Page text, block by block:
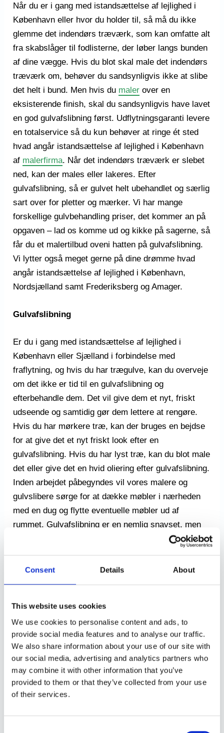
Consent Details About
This website uses cookies
We use cookies to personalise content and ads, to
provide social media features and to analyse our traffic.
We also share information about your use of our site with
our social media, advertising and analytics partners who
may combine it with other information that you’ve
provided to them or that they’ve collected from your use
of their services.
Når du er i gang med istandsættelse af lejlighed i
København eller hvor du holder til, så må du ikke
glemme det indendørs træværk, som kan omfatte alt
fra skabslåger til fodlisterne, der løber langs bunden
af dine vægge. Hvis du blot skal male det indendørs
træværk om, behøver du sandsynligvis ikke at slibe
det helt i bund. Men hvis du maler over en
eksisterende finish, skal du sandsynligvis have lavet
en god gulvafslibning først. Udflytningsgaranti levere
en totalservice så du kun behøver at ringe ét sted
hvad angår istandsættelse af lejlighed i København
af malerfirma. Når det indendørs træværk er slebet
ned, kan der males eller lakeres. Efter
gulvafslibning, så er gulvet helt ubehandlet og særlig
sart over for pletter og mærker. Vi har mange
forskellige gulvbehandling priser, det kommer an på
opgaven – lad os komme ud og kikke på sagerne, så
får du et malertilbud oveni hatten på gulvafslibning.
Vi lytter også meget gerne på dine drømme hvad
angår istandsættelse af lejlighed i København,
Nordsjælland samt Frederiksberg og Amager.
Gulvafslibning
Er du i gang med istandsættelse af lejlighed i
København eller Sjælland i forbindelse med
fraflytning, og hvis du har trægulve, kan du overveje
om det ikke er tid til en gulvafslibning og
efterbehandle dem. Det vil give dem et nyt, friskt
udseende og samtidig gør dem lettere at rengøre.
Hvis du har mørkere træ, kan der bruges en bejdse
for at give det et nyt friskt look efter en
gulvafslibning. Hvis du har lyst træ, kan du blot male
det eller give det en hvid oliering efter gulvafslibning.
Inden arbejdet påbegyndes vil vores malere og
gulvslibere sørge for at dække møbler i nærheden
med en dug og flytte eventuelle møbler ud af
rummet. Gulvafslibning er en nemlig snavset, men
istandsættelse af lejlighed i København.
Udflytningsgaranti gør os meget i at få fjernet møbler
gulvafslibning af indendørs træværk, vil lysne
enormt i dit hjem. Du går hver dag på det og tænker
det er lyst og lækkert, men efter en gulvafslibning så
vil du tænke ”nøj det var slet ikke så hvidt og lyst
som jeg gik og regnede med”. Du vil blive glædeligt
overrasket hvis du ringer i dag og beder om et
uforpligtigende tilbud på gulvafslibning, samt at